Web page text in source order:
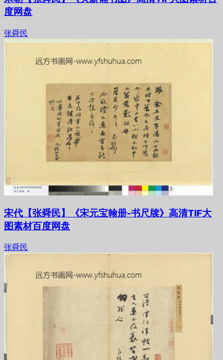
度网盘
张舜民
宋代【张舜民】《宋元宝翰册-书尺牍》高清TIF大
图素材百度网盘
张舜民